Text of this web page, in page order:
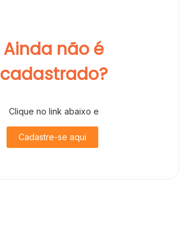
Ainda não é
cadastrado?
Clique no link abaixo e
Cadastre-se aqui